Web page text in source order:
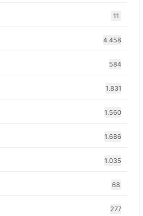
11
4.458
584
1.831
1.560
1.686
1.035
68
277